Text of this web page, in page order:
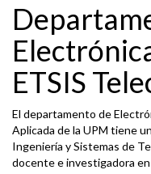
ETSIS
El departamento de
Aplicada de la UPM tiene
Ingeniería y Sistemas de
docente e investigadora en